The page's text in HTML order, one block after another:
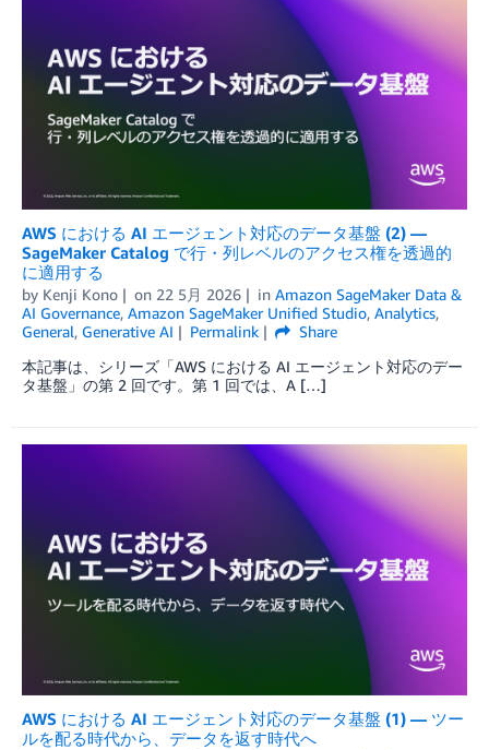
AWS における AI エージェント対応のデータ基盤 (2) —
SageMaker Catalog で行・列レベルのアクセス権を透過的
に適用する
by Kenji Kono on 22 5月 2026 in Amazon SageMaker Data &
AI Governance, Amazon SageMaker Unified Studio, Analytics,
General, Generative AI Permalink
Share
本記事は、シリーズ「AWS における AI エージェント対応のデー
タ基盤」の第 2 回です。第 1 回では、A […]
AWS における AI エージェント対応のデータ基盤 (1) — ツー
ルを配る時代から、データを返す時代へ